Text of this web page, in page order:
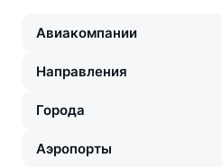
Авиакомпании
Направления
Города
Аэропорты